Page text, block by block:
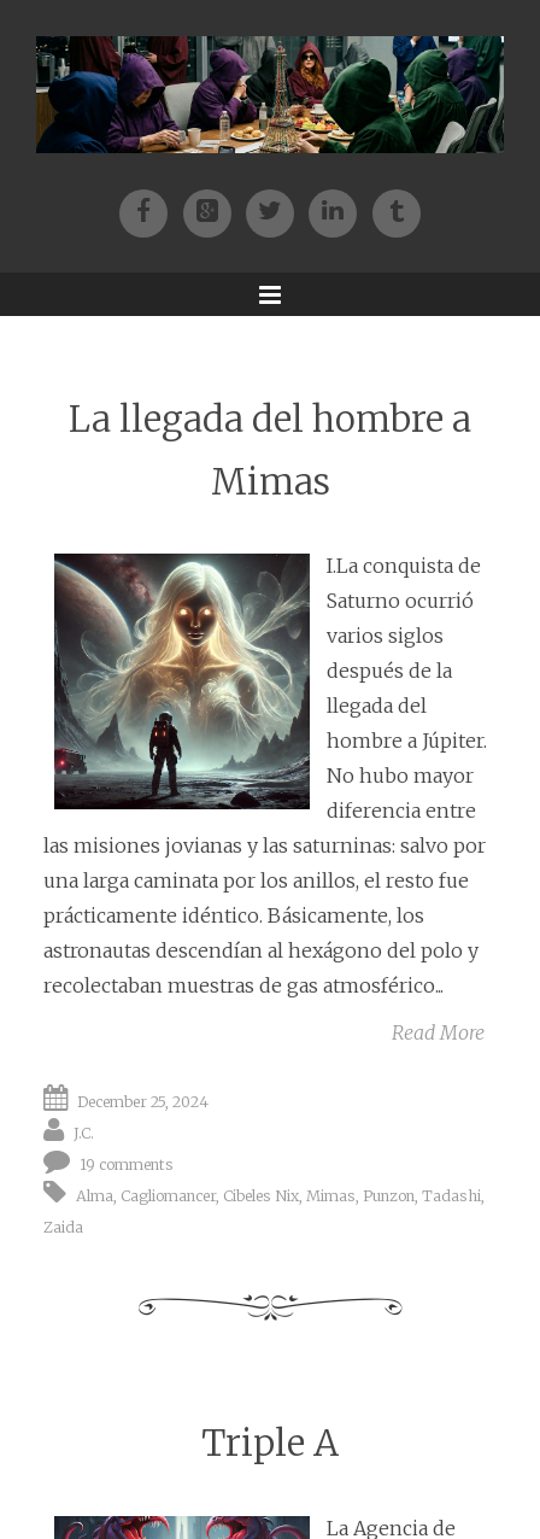
FacebookPatreonTwitterInstagram
Tik-tok
Menu
La llegada del hombre a
Mimas
I.La conquista de
Saturno ocurrió
varios siglos
después de la
llegada del
hombre a Júpiter.
No hubo mayor
diferencia entre
las misiones jovianas y las saturninas: salvo por
una larga caminata por los anillos, el resto fue
prácticamente idéntico. Básicamente, los
astronautas descendían al hexágono del polo y
recolectaban muestras de gas atmosférico...
Read More
December 25, 2024
J.C.
19 comments
Alma, Cagliomancer, Cibeles Nix, Mimas, Punzon, Tadashi,
Zaida
Triple A
La Agencia de